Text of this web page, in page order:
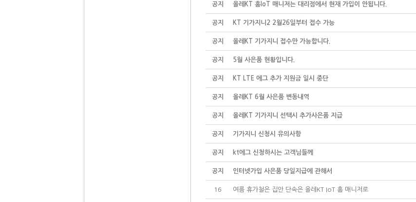
공지 올레KT 홈IoT 매니저는 대리점에서 현재 가입이 안됩니다.
공지 KT 기가지니2 2월26일부터 접수 가능
공지 올레KT 기가지니 접수만 가능합니다.
공지 5월 사은품 현황입니다.
공지 KT LTE 에그 추가 지원금 일시 중단
공지 올레KT 6월 사은품 변동내역
공지 올레KT 기가지니 선택시 추가사은품 지급
공지 기가지니 신청시 유의사항
공지 kt에그 신청하시는 고객님들께
공지 인터넷가입 사은품 당일지급에 관해서
16 여름 휴가철은 집안 단속은 올레KT IoT 홈 매니저로